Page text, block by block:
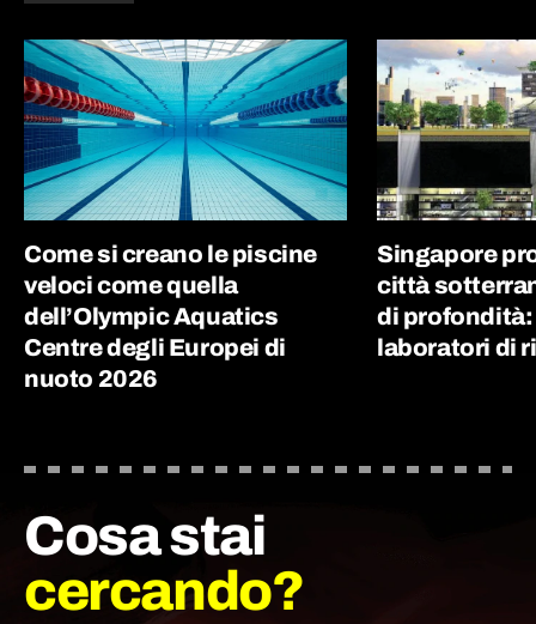
Come si creano le piscine
veloci come quella
dell’Olympic Aquatics
Centre degli Europei di
nuoto 2026
Singapore
città
di
laboratori di
Cosa stai
cercando?